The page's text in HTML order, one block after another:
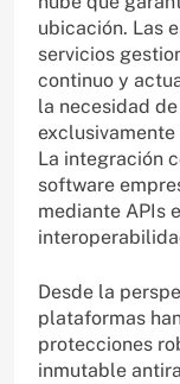
ubicación. Las
servicios
continuo y
la necesidad
La integración
software
mediante APIs
Desde la
plataformas
protecciones
inmutable